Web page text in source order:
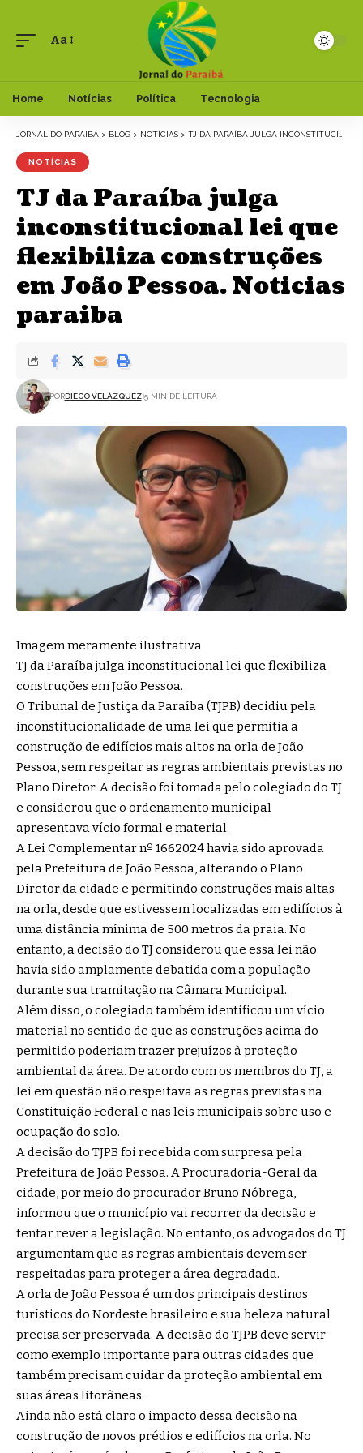
Aa
Home Notícias Política Tecnologia
JORNAL DO PARAIBÁ > BLOG > NOTÍCIAS > TJ DA PARAÍBA JULGA INCONSTITUCIONAL LEI QUE FLEXIBILIZA CONSTRUÇÕES EM JOÃO PESSOA. NOTICIAS PARAIBA
NOTÍCIAS
TJ da Paraíba julga
inconstitucional lei que
flexibiliza construções
em João Pessoa. Noticias
paraiba
PORDIEGO VELÁZQUEZ 5 MIN DE LEITURA
Imagem meramente ilustrativa
TJ da Paraíba julga inconstitucional lei que flexibiliza
construções em João Pessoa.
O Tribunal de Justiça da Paraíba (TJPB) decidiu pela
inconstitucionalidade de uma lei que permitia a
construção de edifícios mais altos na orla de João
Pessoa, sem respeitar as regras ambientais previstas no
Plano Diretor. A decisão foi tomada pelo colegiado do TJ
e considerou que o ordenamento municipal
apresentava vício formal e material.
A Lei Complementar nº 1662024 havia sido aprovada
pela Prefeitura de João Pessoa, alterando o Plano
Diretor da cidade e permitindo construções mais altas
na orla, desde que estivessem localizadas em edifícios à
uma distância mínima de 500 metros da praia. No
entanto, a decisão do TJ considerou que essa lei não
havia sido amplamente debatida com a população
durante sua tramitação na Câmara Municipal.
Além disso, o colegiado também identificou um vício
material no sentido de que as construções acima do
permitido poderiam trazer prejuízos à proteção
ambiental da área. De acordo com os membros do TJ, a
lei em questão não respeitava as regras previstas na
Constituição Federal e nas leis municipais sobre uso e
ocupação do solo.
A decisão do TJPB foi recebida com surpresa pela
Prefeitura de João Pessoa. A Procuradoria-Geral da
cidade, por meio do procurador Bruno Nóbrega,
informou que o município vai recorrer da decisão e
tentar rever a legislação. No entanto, os advogados do TJ
argumentam que as regras ambientais devem ser
respeitadas para proteger a área degradada.
A orla de João Pessoa é um dos principais destinos
turísticos do Nordeste brasileiro e sua beleza natural
precisa ser preservada. A decisão do TJPB deve servir
como exemplo importante para outras cidades que
também precisam cuidar da proteção ambiental em
suas áreas litorâneas.
Ainda não está claro o impacto dessa decisão na
construção de novos prédios e edifícios na orla. No